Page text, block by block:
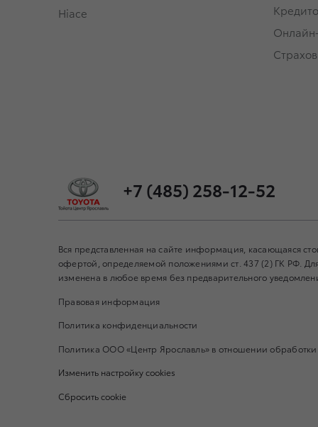
Hiace
+7 (485) 258-12-52
Вся представленная на сайте информация, касающаяся
офертой, определяемой положениями ст. 437 (2) ГК РФ.
изменена в любое время без предварительного
Правовая информация
Политика конфиденциальности
Политика ООО «Центр Ярославль» в отношении
Изменить настройку cookies
Сбросить cookie